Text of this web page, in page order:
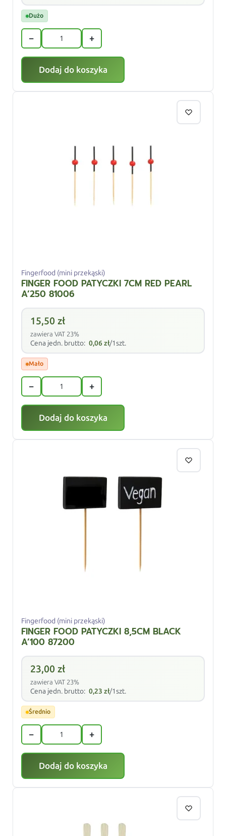
Dużo
− +
Dodaj do koszyka
Fingerfood (mini przekąski)
FINGER FOOD PATYCZKI 7CM RED PEARL
A’250 81006
15,50zł
zawiera VAT 23%
Cena jedn. brutto: 0,06zł/1szt.
Mało
− +
Dodaj do koszyka
Fingerfood (mini przekąski)
FINGER FOOD PATYCZKI 8,5CM BLACK
A’100 87200
23,00zł
zawiera VAT 23%
Cena jedn. brutto: 0,23zł/1szt.
Średnio
− +
Dodaj do koszyka